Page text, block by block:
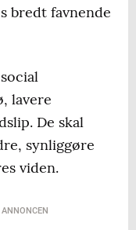
bredt favnende
lavere
De skal
synliggøre
viden.